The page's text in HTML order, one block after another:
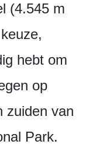
(4.545 m
hebt om
op
zuiden van
Park.